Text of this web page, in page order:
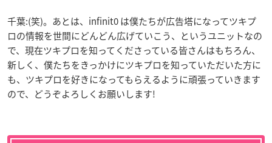
千葉:(笑)。あとは、infinit0 は僕たちが広告塔になってツキプ
ロの情報を世間にどんどん広げていこう、というユニットなの
で、現在ツキプロを知ってくださっている皆さんはもちろん、
新しく、僕たちをきっかけにツキプロを知っていただいた方に
も、ツキプロを好きになってもらえるように頑張っていきます
ので、どうぞよろしくお願いします!